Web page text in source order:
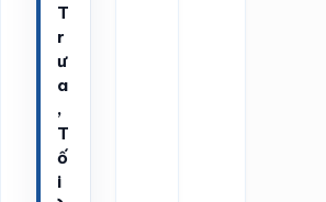
T
r
ư
a
,
T
ố
i